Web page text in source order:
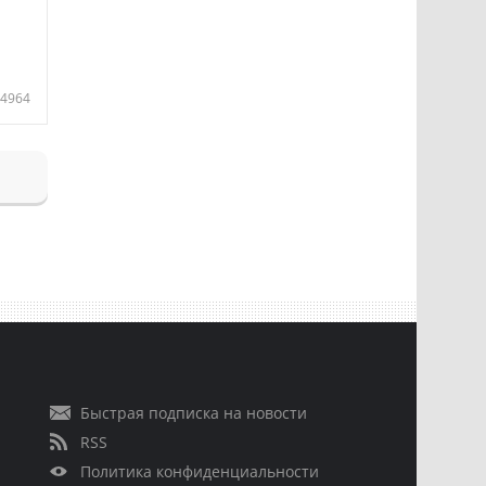
4964
Быстрая подписка на новости
RSS
Политика конфиденциальности